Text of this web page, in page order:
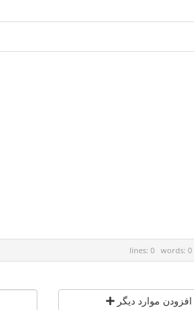
lines: 0 words: 0
افزودن موارد دیگر